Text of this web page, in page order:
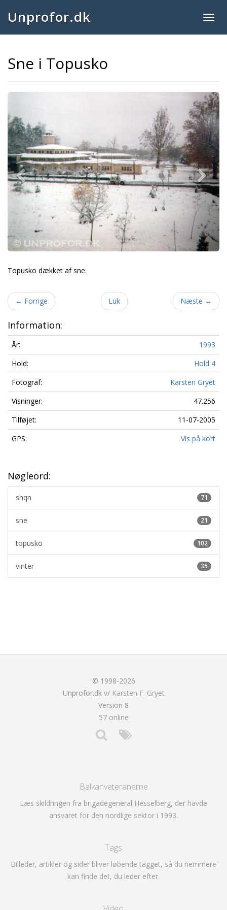
Unprofor.dk
Sne i Topusko
Previous
Topusko dækket af sne.
← Forrige Luk Næste →
Information:
År:
1993
Hold:
Hold 4
Fotograf:
Karsten Gryet
Visninger:
47.256
Tilføjet:
11-07-2005
GPS:
Vis på kort
Nøgleord:
71
shqn
21
sne
102
topusko
35
vinter
© 1998-2026
Unprofor.dk v/ Karsten F. Gryet
Version 8
57 online
Balkanveteranerne
Læs skildringen fra brigadegeneral Hesselberg, der havde
ansvaret for den nordlige sektor i 1993.
Tags
Billeder, artikler og sider bliver løbende tagget, så du nemmere
kan finde det, du leder efter.